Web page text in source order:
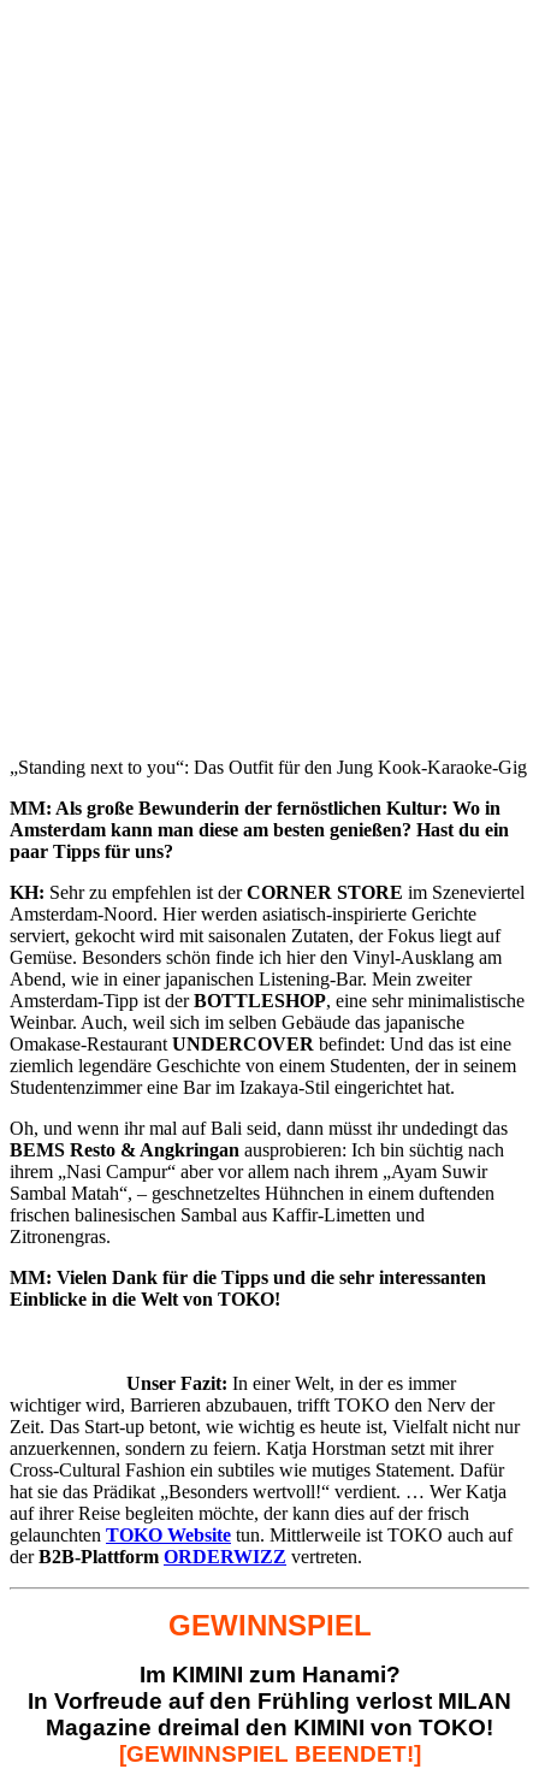
„Standing next to you“: Das Outfit für den Jung Kook-Karaoke-Gig
MM: Als große Bewunderin der fernöstlichen Kultur: Wo in
Amsterdam kann man diese am besten genießen? Hast du ein
paar Tipps für uns?
KH: Sehr zu empfehlen ist derCORNER STORE im Szeneviertel
Amsterdam-Noord. Hier werden asiatisch-inspirierte Gerichte
serviert, gekocht wird mit saisonalen Zutaten, der Fokus liegt auf
Gemüse. Besonders schön finde ich hier den Vinyl-Ausklang am
Abend, wie in einer japanischen Listening-Bar. Mein zweiter
Amsterdam-Tipp ist derBOTTLESHOP, eine sehr minimalistische
Weinbar. Auch, weil sich im selben Gebäude das japanische
Omakase-Restaurant UNDERCOVER befindet: Und das ist eine
ziemlich legendäre Geschichte von einem Studenten, der in seinem
Studentenzimmer eine Bar im Izakaya-Stil eingerichtet hat.
Oh, und wenn ihr mal auf Bali seid, dann müsst ihr undedingt das
BEMS Resto & Angkringan ausprobieren: Ich bin süchtig nach
ihrem „Nasi Campur“ aber vor allem nach ihrem „Ayam Suwir
Sambal Matah“, – geschnetzeltes Hühnchen in einem duftenden
frischen balinesischen Sambal aus Kaffir-Limetten und
Zitronengras.
MM: Vielen Dank für die Tipps und die sehr interessanten
Einblicke in die Welt von TOKO!
Unser Fazit: In einer Welt, in der es immer
wichtiger wird, Barrieren abzubauen, trifft TOKO den Nerv der
Zeit. Das Start-up betont, wie wichtig es heute ist, Vielfalt nicht nur
anzuerkennen, sondern zu feiern. Katja Horstman setzt mit ihrer
Cross-Cultural Fashion ein subtiles wie mutiges Statement. Dafür
hat sie das Prädikat „Besonders wertvoll!“ verdient. … Wer Katja
auf ihrer Reise begleiten möchte, der kann dies auf der frisch
gelaunchten TOKO Website tun. Mittlerweile ist TOKO auch auf
derB2B-Plattform ORDERWIZZ vertreten.
GEWINNSPIEL
Im KIMINI zum Hanami?
In Vorfreude auf den Frühling verlost MILAN
Magazine dreimal den KIMINI von TOKO!
[GEWINNSPIEL BEENDET!]